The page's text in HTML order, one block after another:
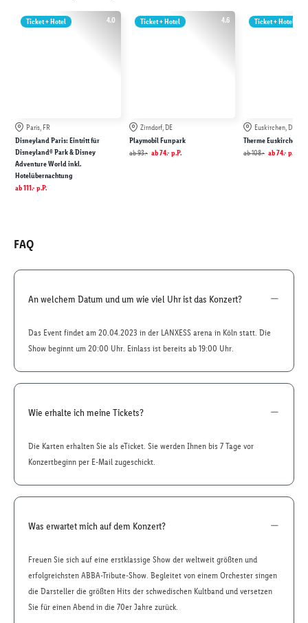
4.0
Ticket + Hotel
Paris, FR
Disneyland Paris: Eintritt für
Disneyland® Park & Disney
Adventure World inkl.
Hotelübernachtung
ab111.- p.P.
4.6
Ticket + Hotel
Zirndorf, DE
Playmobil Funpark
ab93.- ab74.- p.P.
Ticket + Hotel
Euskirchen, DE
Therme Euskirchen
ab108.- ab74.- p.P.
FAQ
An welchem Datum und um wie viel Uhr ist das Konzert?
Das Event findet am 20.04.2023 in der LANXESS arena in Köln statt. Die
Show beginnt um 20:00 Uhr. Einlass ist bereits ab 19:00 Uhr.
Wie erhalte ich meine Tickets?
Die Karten erhalten Sie als eTicket. Sie werden Ihnen bis 7 Tage vor
Konzertbeginn per E-Mail zugeschickt.
Was erwartet mich auf dem Konzert?
Freuen Sie sich auf eine erstklassige Show der weltweit größten und
erfolgreichsten ABBA-Tribute-Show. Begleitet von einem Orchester singen
die Darsteller die größten Hits der schwedischen Kultband und versetzen
Sie für einen Abend in die 70er Jahre zurück.